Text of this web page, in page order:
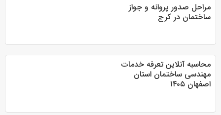
مراحل صدور پروانه و جواز
ساختمان در کرج
محاسبه آنلاین تعرفه خدمات
مهندسی ساختمان استان
اصفهان ۱۴۰۵